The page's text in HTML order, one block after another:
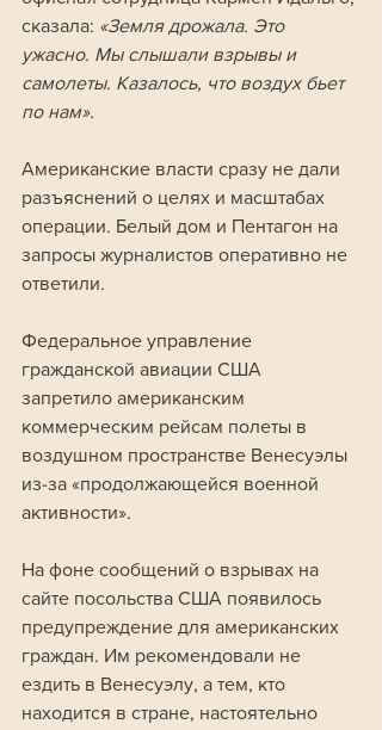
сказала: «Земля дрожала. Это
ужасно. Мы слышали взрывы и
самолеты. Казалось, что воздух бьет
по нам».
Американские власти сразу не дали
разъяснений о целях и масштабах
операции. Белый дом и Пентагон на
запросы журналистов оперативно не
ответили.
Федеральное управление
гражданской авиации США
запретило американским
коммерческим рейсам полеты в
воздушном пространстве Венесуэлы
из-за «продолжающейся военной
активности».
На фоне сообщений о взрывах на
сайте посольства США появилось
предупреждение для американских
граждан. Им рекомендовали не
ездить в Венесуэлу, а тем, кто
находится в стране, настоятельно